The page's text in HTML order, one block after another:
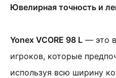
Ювелирная точность и
Yonex VCORE 98 L — это
игроков, которые
используя всю ширину